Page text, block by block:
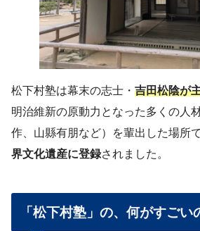
松下村塾は幕末の志士・ 吉田松陰が
明治維新の原動力となった多くの人
作、山縣有朋など）を輩出した場所で
界文化遺産に登録されました。
「松下村塾」の、何がすごい